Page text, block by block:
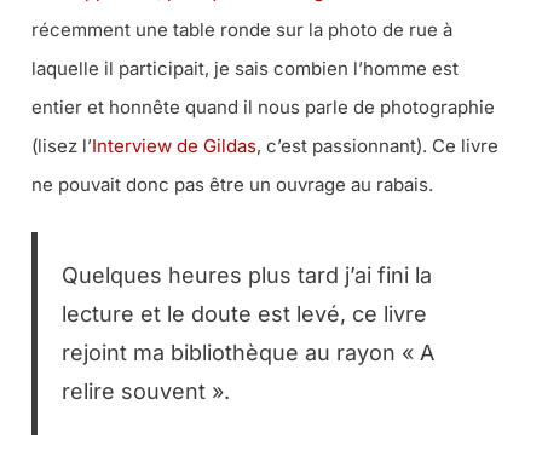
récemment une table ronde sur la photo de rue à
laquelle il participait, je sais combien l’homme est
entier et honnête quand il nous parle de photographie
(lisez l’Interview de Gildas, c’est passionnant). Ce livre
ne pouvait donc pas être un ouvrage au rabais.
Quelques heures plus tard j’ai fini la
lecture et le doute est levé, ce livre
rejoint ma bibliothèque au rayon « A
relire souvent ».